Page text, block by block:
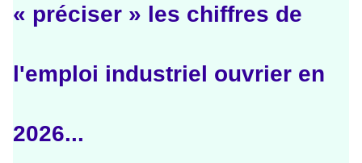
« préciser » les chiffres de
l'emploi industriel ouvrier en
2026...